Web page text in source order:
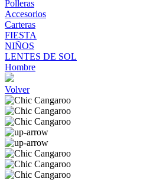
Polleras
Accesorios
Carteras
FIESTA
NIÑOS
LENTES DE SOL
Hombre
Volver